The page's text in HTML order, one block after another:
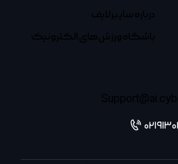
درباره سایبرلایف
باشگاه ورزش‌های الکترونیک